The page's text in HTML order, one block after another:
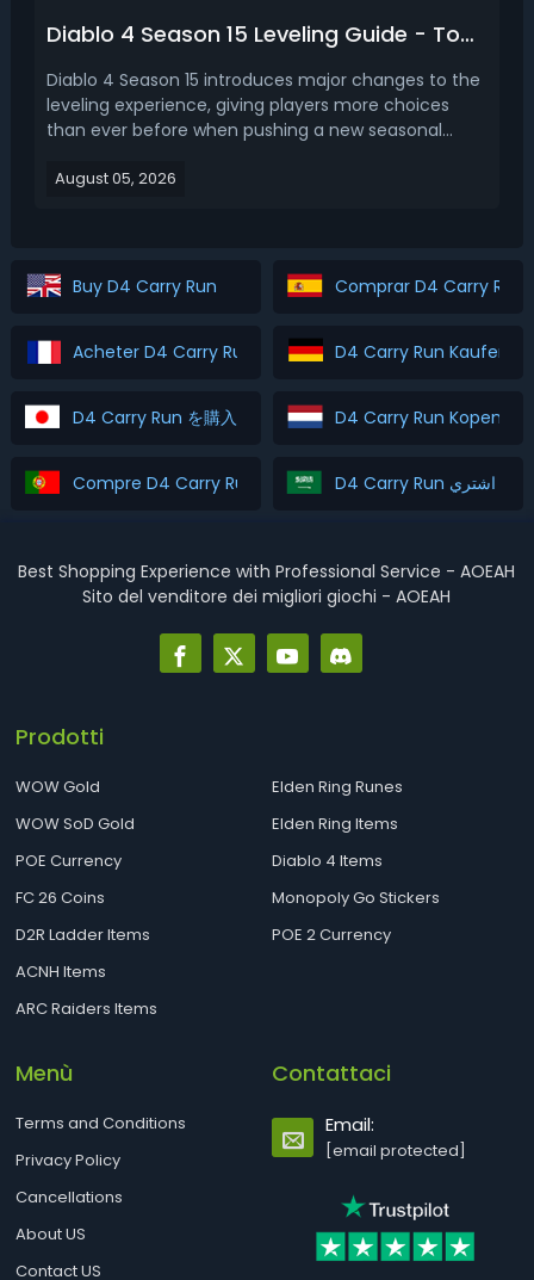
Diablo 4 Season 15 Leveling Guide - Top 3 Best Ways to Get Level 70
Diablo 4 Season 15 introduces major changes to the
leveling experience, giving players more choices
than ever before when pushing a new seasonal
Season 15 leveling guide covers the 3 best leveling
August 05, 2026
Buy D4 Carry Run Comprar D4 Carry Run
Acheter D4 Carry Run D4 Carry Run Kaufen
D4 Carry Run を購入 D4 Carry Run Kopen
Compre D4 Carry Run D4 Carry Run اشتري
Best Shopping Experience with Professional Service - AOEAH
Sito del venditore dei migliori giochi - AOEAH
Prodotti
WOW Gold
WOW SoD Gold
POE Currency
FC 26 Coins
D2R Ladder Items
ACNH Items
ARC Raiders Items
Elden Ring Runes
Elden Ring Items
Diablo 4 Items
Monopoly Go Stickers
POE 2 Currency
Menù
Terms and Conditions
Privacy Policy
Cancellations
About US
Contact US
Contattaci
Email:
[email protected]